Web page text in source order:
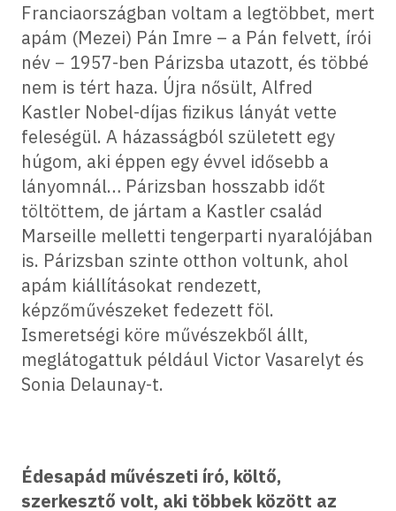
Franciaországban voltam a legtöbbet, mert
apám (Mezei) Pán Imre – a Pán felvett, írói
név − 1957-ben Párizsba utazott, és többé
nem is tért haza. Újra nősült, Alfred
Kastler Nobel-díjas fizikus lányát vette
feleségül. A házasságból született egy
húgom, aki éppen egy évvel idősebb a
lányomnál… Párizsban hosszabb időt
töltöttem, de jártam a Kastler család
Marseille melletti tengerparti nyaralójában
is. Párizsban szinte otthon voltunk, ahol
apám kiállításokat rendezett,
képzőművészeket fedezett föl.
Ismeretségi köre művészekből állt,
meglátogattuk például Victor Vasarelyt és
Sonia Delaunay-t.
Édesapád művészeti író, költő,
szerkesztő volt, aki többek között az